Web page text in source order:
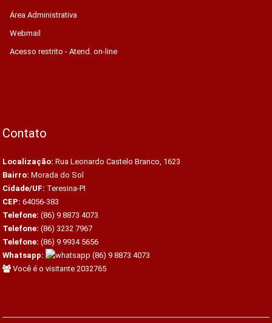
Área Administrativa
Webmail
Acesso restrito - Atend. on-line
Contato
Localização: Rua Leonardo Castelo Branco, 1623
Bairro: Morada do Sol
Cidade/UF: Teresina-PI
CEP: 64056-383
Telefone: (86) 9 8873 4073
Telefone: (86) 3232 7967
Telefone: (86) 9 9934 5656
Whatsapp:
(86) 9 8873 4073
Você é o visitante 2032765